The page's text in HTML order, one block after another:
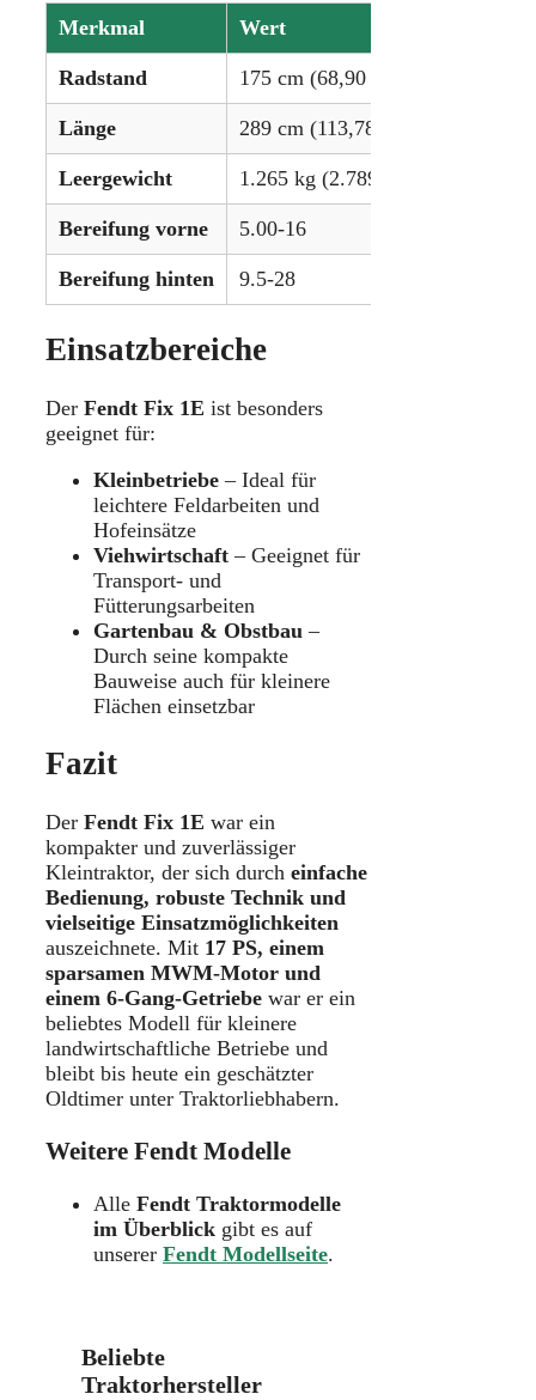
Merkmal Wert
Radstand 175 cm (68,90 in)
Länge 289 cm (113,78 in)
Leergewicht 1.265 kg (2.789 lbs)
Bereifung vorne 5.00-16
Bereifung hinten 9.5-28
Einsatzbereiche
Der Fendt Fix 1E ist besonders
geeignet für:
Kleinbetriebe – Ideal für
leichtere Feldarbeiten und
Hofeinsätze
Viehwirtschaft – Geeignet für
Transport- und
Fütterungsarbeiten
Gartenbau & Obstbau –
Durch seine kompakte
Bauweise auch für kleinere
Flächen einsetzbar
Fazit
Der Fendt Fix 1E war ein
kompakter und zuverlässiger
Kleintraktor, der sich durch einfache
Bedienung, robuste Technik und
vielseitige Einsatzmöglichkeiten
auszeichnete. Mit 17 PS, einem
sparsamen MWM-Motor und
einem 6-Gang-Getriebe war er ein
beliebtes Modell für kleinere
landwirtschaftliche Betriebe und
bleibt bis heute ein geschätzter
Oldtimer unter Traktorliebhabern.
Weitere Fendt Modelle
Alle Fendt Traktormodelle
im Überblick gibt es auf
unserer Fendt Modellseite.
Beliebte
Traktorhersteller